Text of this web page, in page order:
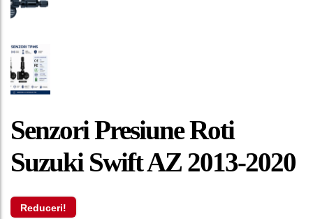
Senzori Presiune Roti
Suzuki Swift AZ 2013-2020
Reduceri!